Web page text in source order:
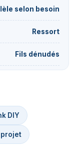
selon besoin
Ressort
Fils dénudés
DIY
projet